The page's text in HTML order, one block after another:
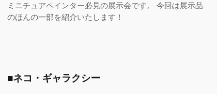
ミニチュアペインター必見の展示会です。 今回は展示品
のほんの一部を紹介いたします！
■ネコ・ギャラクシー